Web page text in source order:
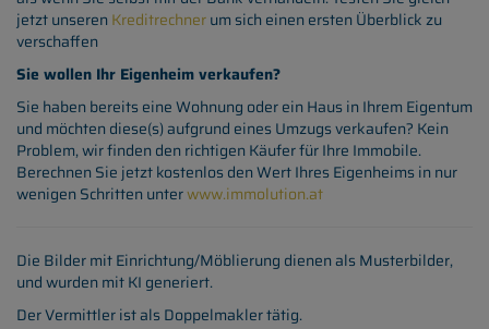
jetzt unseren Kreditrechnerum sich einen ersten Überblick zu
verschaffen
Sie wollen Ihr Eigenheim verkaufen?
Sie haben bereits eine Wohnung oder ein Haus in Ihrem Eigentum
und möchten diese(s) aufgrund eines Umzugs verkaufen? Kein
Problem, wir finden den richtigen Käufer für Ihre Immobile.
Berechnen Sie jetzt kostenlos den Wert Ihres Eigenheims in nur
wenigen Schritten unterwww.immolution.at
Die Bilder mit Einrichtung/Möblierung dienen als Musterbilder,
und wurden mit KI generiert.
Der Vermittler ist als Doppelmakler tätig.